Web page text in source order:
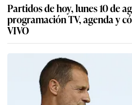
Partidos de hoy, lunes 10 de
programación TV, agenda y
VIVO